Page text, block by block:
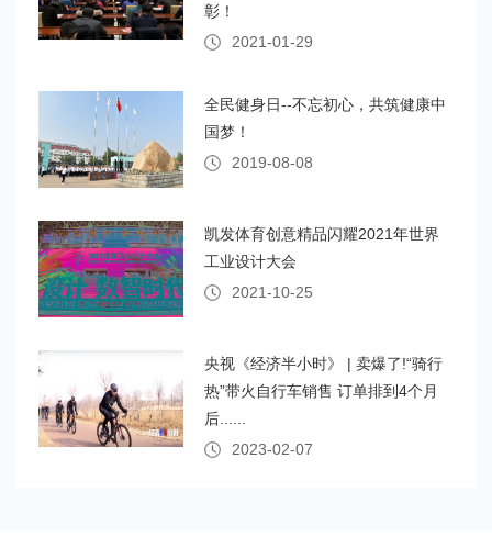
彰！
2021-01-29
全民健身日--不忘初心，共筑健康中
国梦！
2019-08-08
​凯发体育创意精品闪耀2021年世界
工业设计大会
2021-10-25
央视《经济半小时》 | 卖爆了!“骑行
热”带火自行车销售 订单排到4个月
后......
2023-02-07